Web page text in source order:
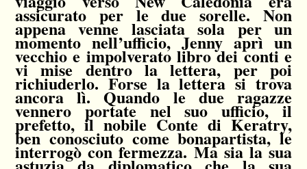
assicurato per le due sorelle. Non
appena venne lasciata sola per un
momento nell’ufficio, Jenny aprì un
vecchio e impolverato libro dei conti e
vi mise dentro la lettera, per poi
richiuderlo. Forse la lettera si trova
ancora lì. Quando le due ragazze
vennero portate nel suo ufficio, il
prefetto, il nobile Conte di Keratry,
ben conosciuto come bonapartista, le
interrogò con fermezza. Ma sia la sua